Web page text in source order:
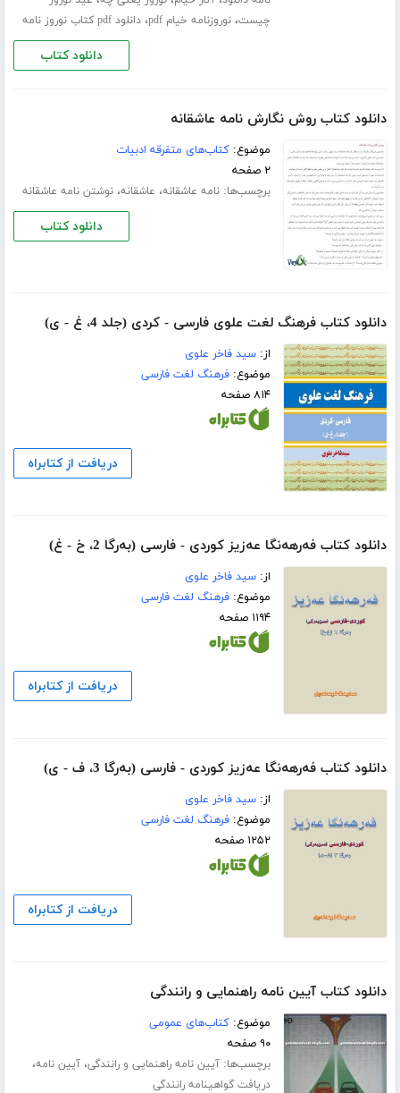
چیست،نوروزنامه خیام pdf ،دانلود pdf کتاب نوروز نامه
دانلود کتاب
دانلود کتاب روش نگارش نامه عاشقانه
موضوع:کتاب‌های متفرقه ادبیات
۲ صفحه
برچسب‌ها:نامه عاشقانه، عاشقانه،نوشتن نامه عاشقانه
دانلود کتاب
دانلود کتاب فرهنگ لغت علوی فارسی - کردی (جلد 4، غ - ی)
از:سید فاخر علوی
موضوع:فرهنگ لغت فارسی
۸۱۴ صفحه
دریافت از کتابراه
دانلود کتاب فه‌رهه‌نگا عه‌زیز کوردی - فارسی (به‌رگا 2، خ - غ)
از:سید فاخر علوی
موضوع:فرهنگ لغت فارسی
۱۱۹۴ صفحه
دریافت از کتابراه
دانلود کتاب فه‌رهه‌نگا عه‌زیز کوردی - فارسی (به‌رگا 3، ف - ی)
از:سید فاخر علوی
موضوع:فرهنگ لغت فارسی
۱۲۵۲ صفحه
دریافت از کتابراه
دانلود کتاب آیین نامه راهنمایی و رانندگی
موضوع:کتاب‌های عمومی
۹۰ صفحه
برچسب‌ها:آیین نامه راهنمایی و رانندگی،آیین نامه،
دریافت گواهینامه رانندگی